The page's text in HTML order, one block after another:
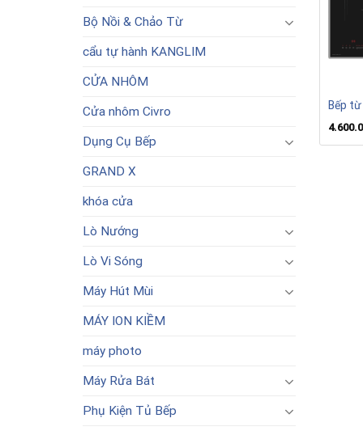
Bộ Nồi & Chảo Từ
cẩu tự hành KANGLIM
CỬA NHÔM
Cửa nhôm Civro
Dụng Cụ Bếp
GRAND X
khóa cửa
Lò Nướng
Lò Vi Sóng
Máy Hút Mùi
MÁY ION KIỀM
máy photo
Máy Rửa Bát
Phụ Kiện Tủ Bếp
Bếp